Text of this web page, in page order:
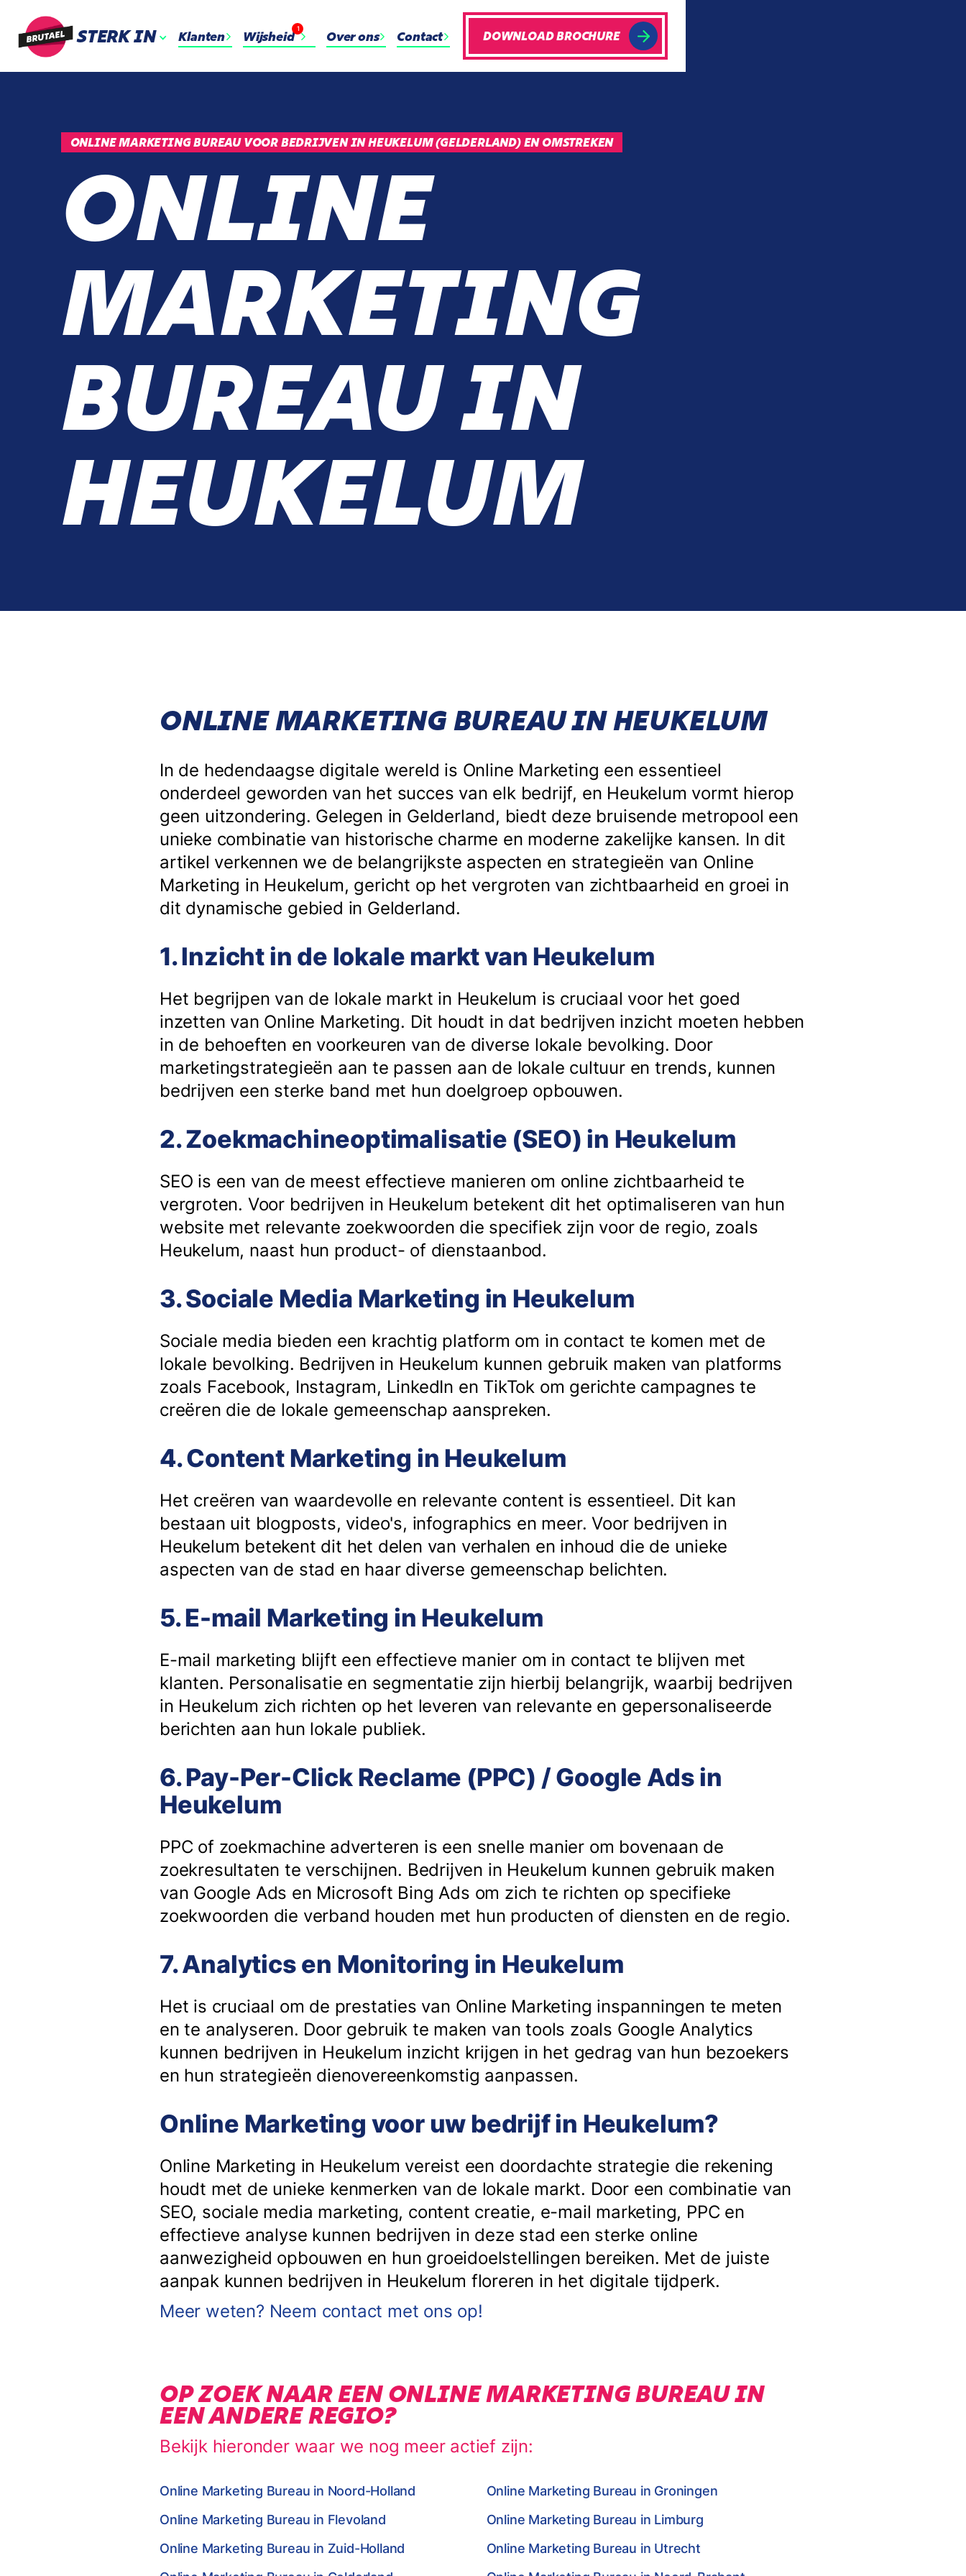
STERK IN Klanten Wijsheid
1
Over ons Contact DOWNLOAD BROCHURE
ONLINE MARKETING BUREAU VOOR BEDRIJVEN IN HEUKELUM (GELDERLAND) EN OMSTREKEN
ONLINE
MARKETING
BUREAU IN
HEUKELUM
ONLINE MARKETING BUREAU IN HEUKELUM
In de hedendaagse digitale wereld is Online Marketing een essentieel
onderdeel geworden van het succes van elk bedrijf, en Heukelum vormt hierop
geen uitzondering. Gelegen in Gelderland, biedt deze bruisende metropool een
unieke combinatie van historische charme en moderne zakelijke kansen. In dit
artikel verkennen we de belangrijkste aspecten en strategieën van Online
Marketing in Heukelum, gericht op het vergroten van zichtbaarheid en groei in
dit dynamische gebied in Gelderland.
1. Inzicht in de lokale markt van Heukelum
Het begrijpen van de lokale markt in Heukelum is cruciaal voor het goed
inzetten van Online Marketing. Dit houdt in dat bedrijven inzicht moeten hebben
in de behoeften en voorkeuren van de diverse lokale bevolking. Door
marketingstrategieën aan te passen aan de lokale cultuur en trends, kunnen
bedrijven een sterke band met hun doelgroep opbouwen.
2. Zoekmachineoptimalisatie (SEO) in Heukelum
SEO is een van de meest effectieve manieren om online zichtbaarheid te
vergroten. Voor bedrijven in Heukelum betekent dit het optimaliseren van hun
website met relevante zoekwoorden die specifiek zijn voor de regio, zoals
Heukelum, naast hun product- of dienstaanbod.
3. Sociale Media Marketing in Heukelum
Sociale media bieden een krachtig platform om in contact te komen met de
lokale bevolking. Bedrijven in Heukelum kunnen gebruik maken van platforms
zoals Facebook, Instagram, LinkedIn en TikTok om gerichte campagnes te
creëren die de lokale gemeenschap aanspreken.
4. Content Marketing in Heukelum
Het creëren van waardevolle en relevante content is essentieel. Dit kan
bestaan uit blogposts, video's, infographics en meer. Voor bedrijven in
Heukelum betekent dit het delen van verhalen en inhoud die de unieke
aspecten van de stad en haar diverse gemeenschap belichten.
5. E-mail Marketing in Heukelum
E-mail marketing blijft een effectieve manier om in contact te blijven met
klanten. Personalisatie en segmentatie zijn hierbij belangrijk, waarbij bedrijven
in Heukelum zich richten op het leveren van relevante en gepersonaliseerde
berichten aan hun lokale publiek.
6. Pay-Per-Click Reclame (PPC) / Google Ads in
Heukelum
PPC of zoekmachine adverteren is een snelle manier om bovenaan de
zoekresultaten te verschijnen. Bedrijven in Heukelum kunnen gebruik maken
van Google Ads en Microsoft Bing Ads om zich te richten op specifieke
zoekwoorden die verband houden met hun producten of diensten en de regio.
7. Analytics en Monitoring in Heukelum
Het is cruciaal om de prestaties van Online Marketing inspanningen te meten
en te analyseren. Door gebruik te maken van tools zoals Google Analytics
kunnen bedrijven in Heukelum inzicht krijgen in het gedrag van hun bezoekers
en hun strategieën dienovereenkomstig aanpassen.
Online Marketing voor uw bedrijf in Heukelum?
Online Marketing in Heukelum vereist een doordachte strategie die rekening
houdt met de unieke kenmerken van de lokale markt. Door een combinatie van
SEO, sociale media marketing, content creatie, e-mail marketing, PPC en
effectieve analyse kunnen bedrijven in deze stad een sterke online
aanwezigheid opbouwen en hun groeidoelstellingen bereiken. Met de juiste
aanpak kunnen bedrijven in Heukelum floreren in het digitale tijdperk.
Meer weten? Neem contact met ons op!
OP ZOEK NAAR EEN ONLINE MARKETING BUREAU IN
EEN ANDERE REGIO?
Bekijk hieronder waar we nog meer actief zijn:
Online Marketing Bureau in Noord-Holland
Online Marketing Bureau in Groningen
Online Marketing Bureau in Flevoland
Online Marketing Bureau in Limburg
Online Marketing Bureau in Zuid-Holland
Online Marketing Bureau in Utrecht